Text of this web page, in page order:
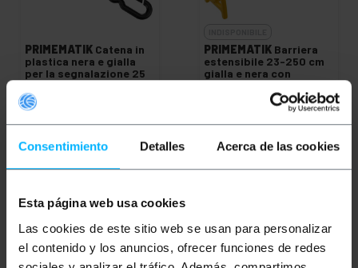
Consentimiento Detalles Acerca de las cookies
Esta página web usa cookies
Las cookies de este sitio web se usan para personalizar
el contenido y los anuncios, ofrecer funciones de redes
PRIMEMATIK Catena in
plastica nera e gialla
per la segnalazione 25
m
PVP
25,64€ 24,35€
Quantità
PRIMEMATIK Barriera
estensibile 23-250 cm
gialla e nera con
catarifrangenti
87,75€
PVD
77,12€